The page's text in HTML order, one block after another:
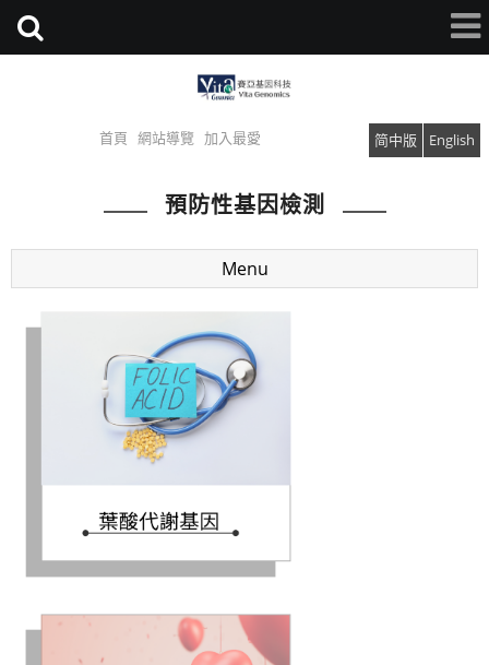
首頁 網站導覽 加入最愛 简中版 English
預防性基因檢測
Menu